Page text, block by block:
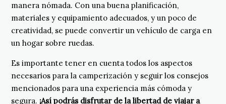
manera nómada. Con una buena planificación,
materiales y equipamiento adecuados, y un poco de
creatividad, se puede convertir un vehículo de carga en
un hogar sobre ruedas.
Es importante tener en cuenta todos los aspectos
necesarios para la camperización y seguir los consejos
mencionados para una experiencia más cómoda y
segura. ¡Así podrás disfrutar de la libertad de viajar a